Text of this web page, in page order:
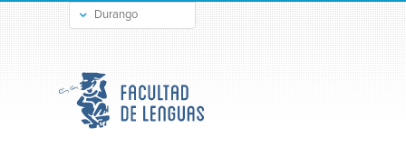
Durango
Gómez Palacio